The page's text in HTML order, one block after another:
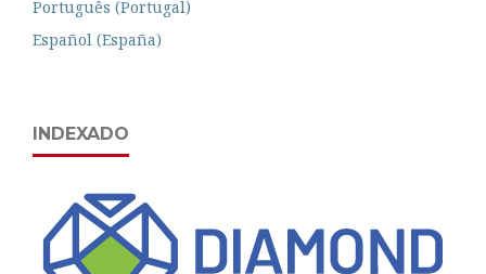
Português (Portugal)
Español (España)
INDEXADO